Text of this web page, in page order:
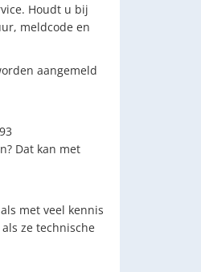
Houdt u bij
meldcode en
aangemeld
Dat kan met
met veel kennis
ze technische